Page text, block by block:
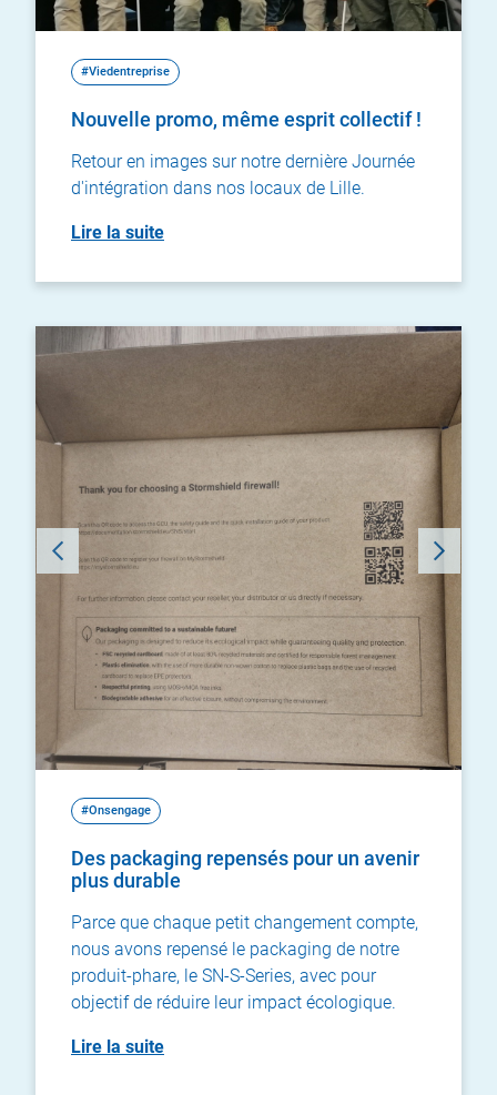
#Viedentreprise
Nouvelle promo, même esprit collectif !
Retour en images sur notre dernière Journée
d'intégration dans nos locaux de Lille.
Lire la suite
#Onsengage
Des packaging repensés pour un avenir
plus durable
Parce que chaque petit changement compte,
nous avons repensé le packaging de notre
produit-phare, le SN-S-Series, avec pour
objectif de réduire leur impact écologique.
Lire la suite